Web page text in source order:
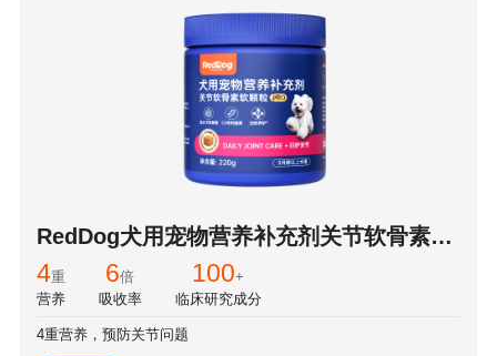
RedDog犬用宠物营养补充剂关节软骨素软
颗粒PRO
4重
营养
6倍
吸收率
100+
临床研究成分
4重营养，预防关节问题